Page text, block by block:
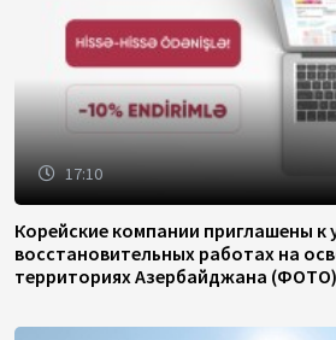
17:10
Корейские компании приглашены к
восстановительных работах на
территориях Азербайджана (ФОТО)